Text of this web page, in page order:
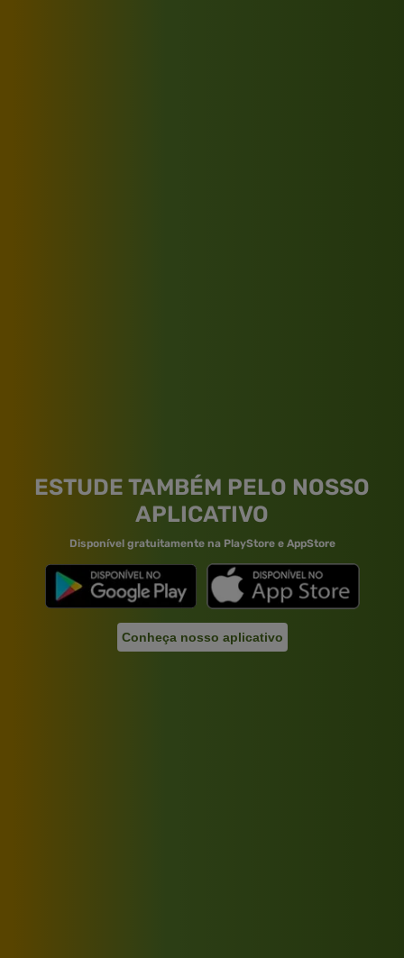
ESTUDE TAMBÉM PELO NOSSO
APLICATIVO
Disponível gratuitamente na PlayStore e AppStore
Conheça nosso aplicativo